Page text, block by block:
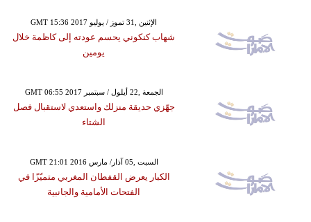
GMT 15:36 2017 الإثنين ,31 تموز / يوليو
شهاب كنكوني يحسم عودته إلى كاظمة خلال
يومين
GMT 06:55 2017 الجمعة ,22 أيلول / سبتمبر
جهّزي حديقة منزلك واستعدي لاستقبال فصل
الشتاء
GMT 21:01 2016 السبت ,05 آذار/ مارس
الكبار يعرض القفطان المغربي متميّزًا في
الفتحات الأمامية والجانبية